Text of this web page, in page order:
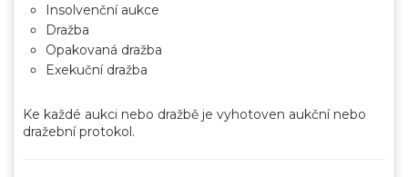
Insolvenční aukce
Dražba
Opakovaná dražba
Exekuční dražba
Ke každé aukci nebo dražbě je vyhotoven aukční nebo
dražební protokol.